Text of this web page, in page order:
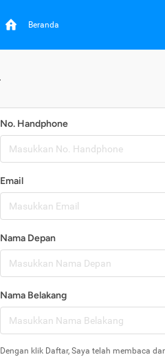
Beranda
No. Handphone
Email
Nama Depan
Nama Belakang
Dengan klik Daftar, Saya telah membaca